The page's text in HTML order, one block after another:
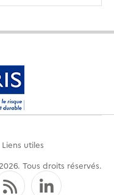
Liens utiles
Tous droits réservés.
Flux RSS